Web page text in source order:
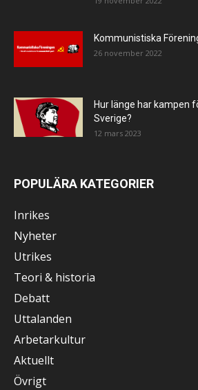
Kommunistiska
26 november 2022
Hur länge har kampen
Sverige?
12 mars 2023
POPULÄRA KATEGORIER
Inrikes
Nyheter
Utrikes
Teori & historia
Debatt
Uttalanden
Arbetarkultur
Aktuellt
Övrigt